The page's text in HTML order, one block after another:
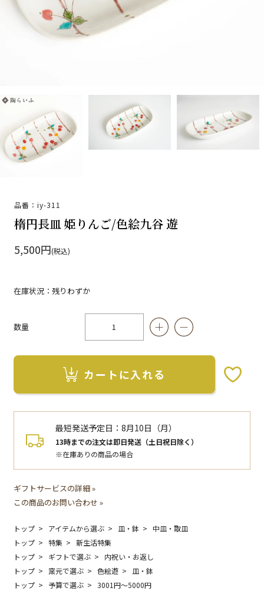
品番：iy-311
楕円長皿 姫りんご/色絵九谷 遊
5,500円(税込)
在庫状況：残りわずか
数量
カートに入れる
最短発送予定日：8月10日（月）
13時までの注文は即日発送（土日祝日除く）
※在庫ありの商品の場合
ギフトサービスの詳細 »
この商品のお問い合わせ »
トップ アイテムから選ぶ 皿・鉢
中皿・取皿
トップ
特集
新生活特集
トップ
ギフトで選ぶ
内祝い・お返し
トップ
窯元で選ぶ 色絵遊
皿・鉢
トップ
予算で選ぶ 3001円〜5000円